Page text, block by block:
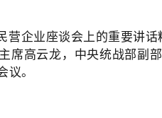
营企业座谈会上的重要讲
席高云龙，中央统战部副
。